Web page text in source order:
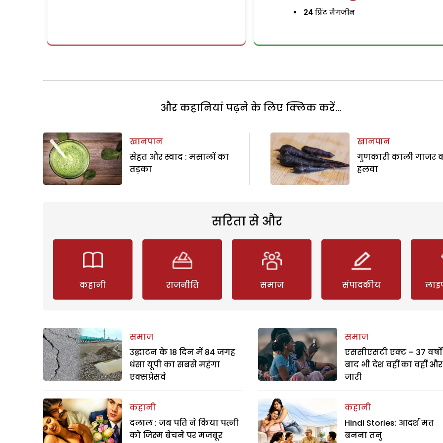
24 प्रिंट मैगजीन
और कहानियां पढ़ने के लिए क्लिक करें...
खानपान
सेहत और स्वाद : मसालों का
तड़का
खानपान
गुणकारी काली गाजर
हलवा
सरिता से और
कहानी राजनीति समाज संपादकीय
समाज
उद्घाटन के 18 दिन में 84 जगह
धंसा यूपी का सबसे महंगा
एक्सप्रेसवे
कहानी
दलाल : जब पति ने किया पत्नी
को जिस्म बेचने पर मजबूर
समाज
एससीएसटी एक्ट – 37 वर्षों
बाद भी देश वहीं का वहीं
जारी
कहानी
Hindi Stories: आदर्श मत
बनना तनु